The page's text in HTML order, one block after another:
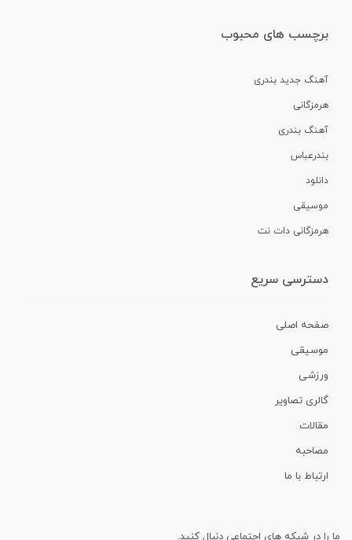
برچسب های محبوب
آهنگ جدید بندری
هرمزگانی
آهنگ بندری
بندرعباس
دانلود
موسیقی
هرمزگانی دات نت
دسترسی سریع
صفحه اصلی
موسیقی
ورزشی
گالری تصاویر
مقالات
مصاحبه
ارتباط با ما
ما را در شبکه های اجتماعی دنبال کنید.